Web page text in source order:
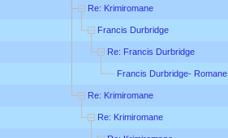
Re: Krimiromane
Francis Durbridge
Re: Francis Durbridge
Francis Durbridge- Romane
Re: Krimiromane
Re: Krimiromane